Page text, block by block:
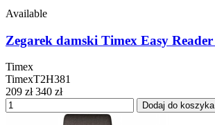
Available
Zegarek damski Timex Easy
Timex
TimexT2H381
209 zł 340 zł
Dodaj do koszyka